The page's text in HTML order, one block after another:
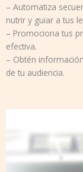
– Automatiza
nutrir y guiar a tus
– Promociona tus
efectiva.
– Obtén
de tu audiencia.